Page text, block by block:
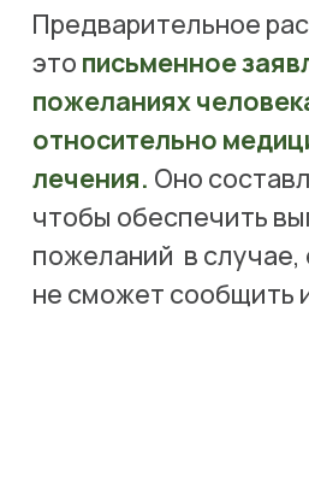
Предварительное
это письменное
пожеланиях
относительно
лечения. Оно
чтобы обеспечить
пожеланий  в
не сможет сообщить